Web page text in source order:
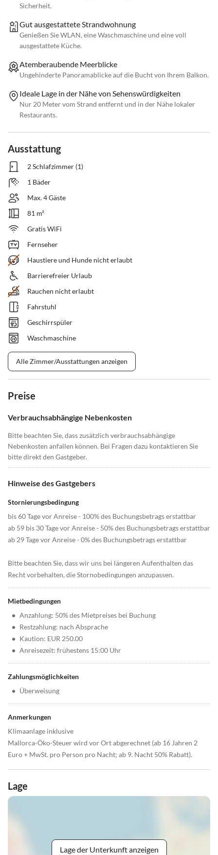
Sicherheit.
Gut ausgestattete Strandwohnung
Genießen Sie WLAN, eine Waschmaschine und eine voll
ausgestattete Küche.
Atemberaubende Meerblicke
Ungehinderte Panoramablicke auf die Bucht von Ihrem Balkon.
Ideale Lage in der Nähe von Sehenswürdigkeiten
Nur 20 Meter vom Strand entfernt und in der Nähe lokaler
Restaurants.
Ausstattung
2 Schlafzimmer (1)
1 Bäder
Max. 4 Gäste
81 m²
Gratis WiFi
Fernseher
Haustiere und Hunde nicht erlaubt
Barrierefreier Urlaub
Rauchen nicht erlaubt
Fahrstuhl
Geschirrspüler
Waschmaschine
Alle Zimmer/Ausstattungen anzeigen
Preise
Verbrauchsabhängige Nebenkosten
Bitte beachten Sie, dass zusätzlich verbrauchsabhängige
Nebenkosten anfallen können. Bei Fragen dazu kontaktieren Sie
bitte direkt den Gastgeber.
Hinweise des Gastgebers
Stornierungsbedingung
bis 60 Tage vor Anreise - 100% des Buchungsbetrags erstattbar
ab 59 bis 30 Tage vor Anreise - 50% des Buchungsbetrags erstattbar
ab 29 Tage vor Anreise - 0% des Buchungsbetrags erstattbar
Bitte beachten Sie, dass wir uns bei längeren Aufenthalten das
Recht vorbehalten, die Stornobedingungen anzupassen.
Mietbedingungen
• Anzahlung: 50% des Mietpreises bei Buchung
• Restzahlung: nach Absprache
• Kaution: EUR 250.00
• Anreisezeit: frühestens 15:00 Uhr
Zahlungsmöglichkeiten
• Überweisung
Anmerkungen
Klimaanlage inklusive
Mallorca-Öko-Steuer wird vor Ort abgerechnet (ab 16 Jahren 2
Euro + MwSt. pro Person pro Nacht; ab 9. Nacht 50% Rabatt).
Lage
Lage der Unterkunft anzeigen